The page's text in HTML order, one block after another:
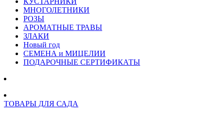
МНОГОЛЕТНИКИ
РОЗЫ
АРОМАТНЫЕ ТРАВЫ
ЗЛАКИ
Новый год
СЕМЕНА и МИЦЕЛИИ
ПОДАРОЧНЫЕ СЕРТИФИКАТЫ
ТОВАРЫ ДЛЯ САДА